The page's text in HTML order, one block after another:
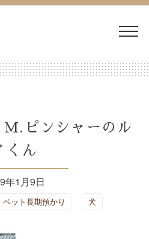
長期療養ケア
ドッグラン
施設紹介
ピンシャーのル
くん
年1月9日
ペット長期預かり 犬